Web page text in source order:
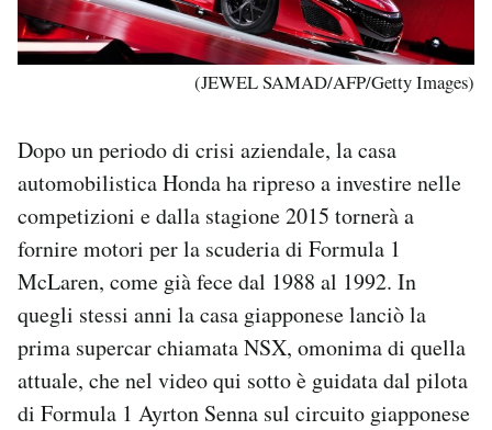
(JEWEL SAMAD/AFP/Getty Images)
Dopo un periodo di crisi aziendale, la casa
automobilistica Honda ha ripreso a investire nelle
competizioni e dalla stagione 2015 tornerà a
fornire motori per la scuderia di Formula 1
McLaren, come già fece dal 1988 al 1992. In
quegli stessi anni la casa giapponese lanciò la
prima supercar chiamata NSX, omonima di quella
attuale, che nel video qui sotto è guidata dal pilota
di Formula 1 Ayrton Senna sul circuito giapponese